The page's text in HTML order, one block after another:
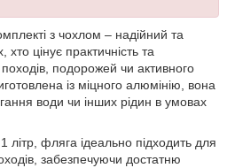
з чохлом – надійний та
хто цінує практичність та
походів, подорожей чи активного
із міцного алюмінію, вона
води чи інших рідин в умовах
1 літр, фляга ідеально підходить для
забезпечуючи достатню